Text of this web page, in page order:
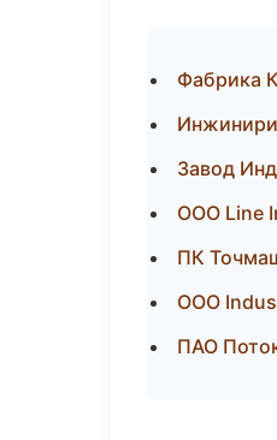
Фабрика
Завод
ООО Line
ПК
ООО
ПАО